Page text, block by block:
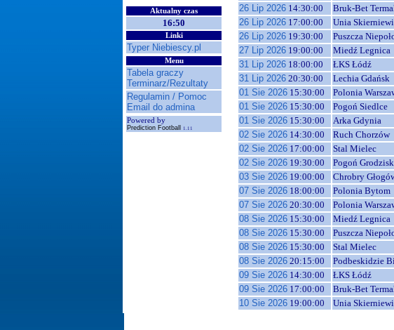
Aktualny czas
16:50
Linki
Typer Niebiescy.pl
Menu
Tabela graczy
Terminarz/Rezultaty
Regulamin / Pomoc
Email do admina
Powered by
Prediction Football 1.11
26 Lip 2026 14:30:00 Bruk-Bet
26 Lip 2026 17:00:00 Unia
26 Lip 2026 19:30:00 Puszcza
27 Lip 2026 19:00:00 Miedź Legnica
31 Lip 2026 18:00:00 ŁKS Łódź
31 Lip 2026 20:30:00 Lechia Gdańsk
01 Sie 2026 15:30:00 Polonia
01 Sie 2026 15:30:00 Pogoń Siedlce
01 Sie 2026 15:30:00 Arka Gdynia
02 Sie 2026 14:30:00 Ruch Chorzów
02 Sie 2026 17:00:00 Stal Mielec
02 Sie 2026 19:30:00 Pogoń
03 Sie 2026 19:00:00 Chrobry
07 Sie 2026 18:00:00 Polonia Bytom
07 Sie 2026 20:30:00 Polonia
08 Sie 2026 15:30:00 Miedź Legnica
08 Sie 2026 15:30:00 Puszcza
08 Sie 2026 15:30:00 Stal Mielec
08 Sie 2026 20:15:00 Podbeskidzie
09 Sie 2026 14:30:00 ŁKS Łódź
09 Sie 2026 17:00:00 Bruk-Bet
10 Sie 2026 19:00:00 Unia